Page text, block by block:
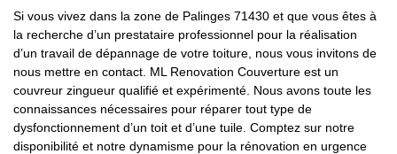
Si vous vivez dans la zone de Palinges 71430 et que vous êtes à
la recherche d’un prestataire professionnel pour la réalisation
d’un travail de dépannage de votre toiture, nous vous invitons de
nous mettre en contact. ML Renovation Couverture est un
couvreur zingueur qualifié et expérimenté. Nous avons toute les
connaissances nécessaires pour réparer tout type de
dysfonctionnement d’un toit et d’une tuile. Comptez sur notre
disponibilité et notre dynamisme pour la rénovation en urgence